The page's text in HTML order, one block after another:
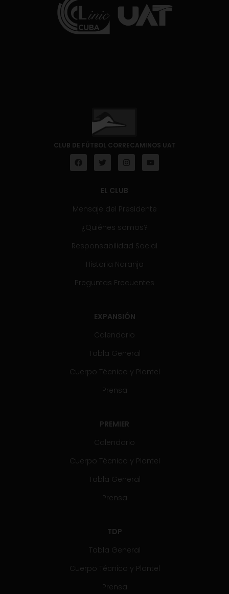
CLUB DE FÚTBOL CORRECAMINOS UAT
EL CLUB
Mensaje del Presidente
¿Quiénes somos?
Responsabilidad Social
Historia Naranja
Preguntas Frecuentes
EXPANSIÓN
Calendario
Tabla General
Cuerpo Técnico y Plantel
Prensa
PREMIER
Calendario
Cuerpo Técnico y Plantel
Tabla General
Prensa
TDP
Tabla General
Cuerpo Técnico y Plantel
Prensa